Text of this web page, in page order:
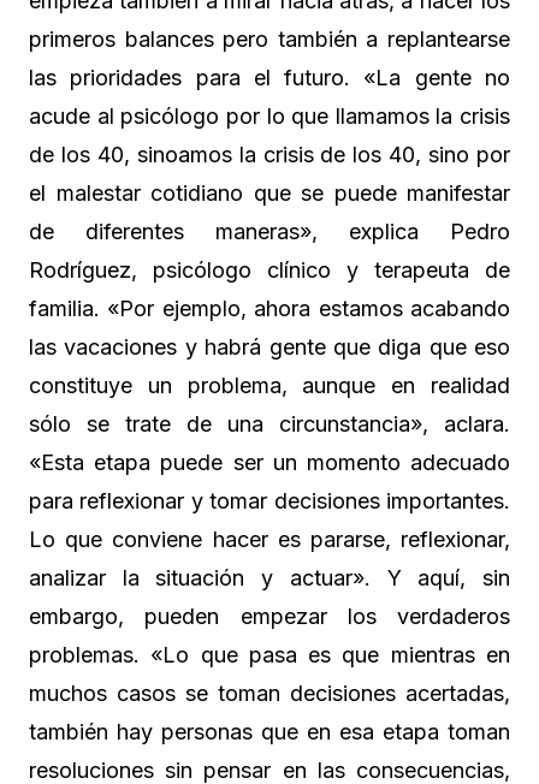
primeros balances pero también a replantearse
las prioridades para el futuro. «La gente no
acude al psicólogo por lo que llamamos la crisis
de los 40, sinoamos la crisis de los 40, sino por
el malestar cotidiano que se puede manifestar
de diferentes maneras», explica Pedro
Rodríguez, psicólogo clínico y terapeuta de
familia. «Por ejemplo, ahora estamos acabando
las vacaciones y habrá gente que diga que eso
constituye un problema, aunque en realidad
sólo se trate de una circunstancia», aclara.
«Esta etapa puede ser un momento adecuado
para reflexionar y tomar decisiones importantes.
Lo que conviene hacer es pararse, reflexionar,
analizar la situación y actuar». Y aquí, sin
embargo, pueden empezar los verdaderos
problemas. «Lo que pasa es que mientras en
muchos casos se toman decisiones acertadas,
también hay personas que en esa etapa toman
resoluciones sin pensar en las consecuencias,